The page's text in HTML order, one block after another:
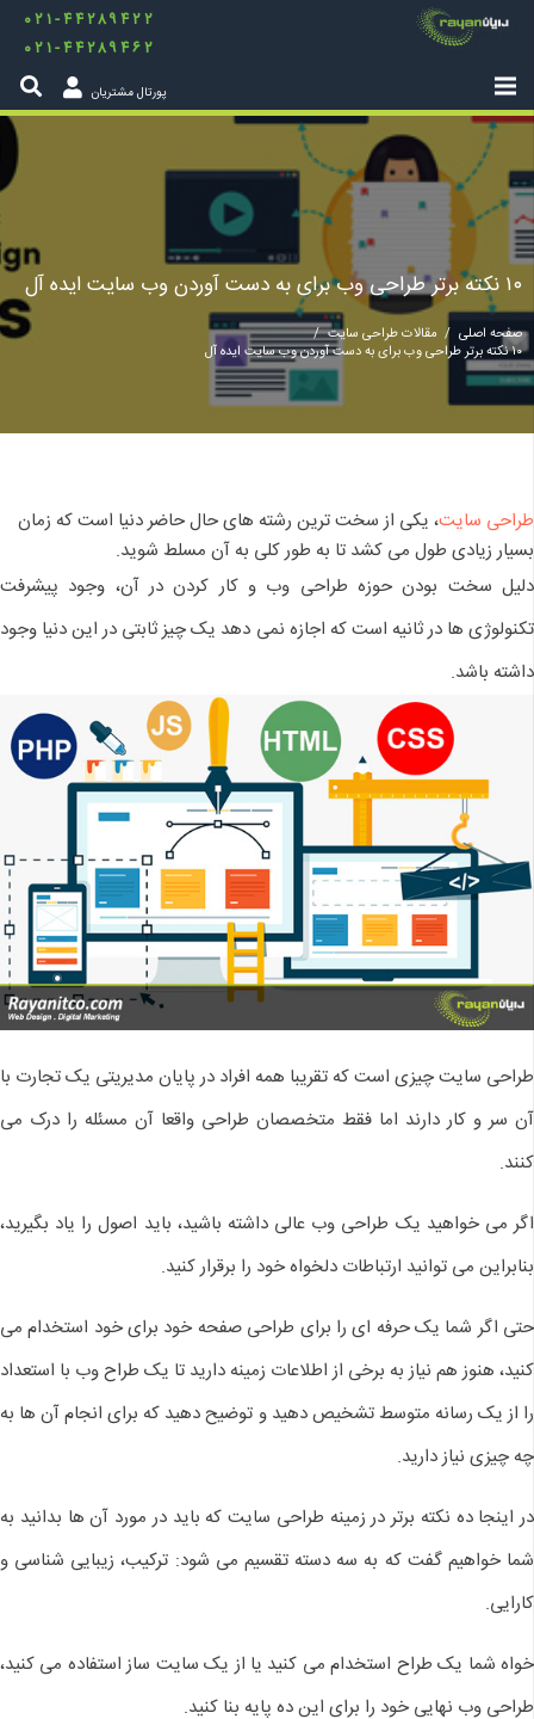
۰۲۱-۴۴۲۸۹۴۲۲
۰۲۱-۴۴۲۸۹۴۶۲
پورتال مشتریان
۱۰ نکته برتر طراحی وب برای به دست آوردن وب سایت ایده آل
صفحه اصلی / مقالات طراحی سایت /
۱۰ نکته برتر طراحی وب برای به دست آوردن وب سایت ایده آل
طراحی سایت، یکی از سخت ترین رشته های حال حاضر دنیا است که زمان
بسیار زیادی طول می کشد تا به طور کلی به آن مسلط شوید.
دلیل سخت بودن حوزه طراحی وب و کار کردن در آن، وجود پیشرفت
تکنولوژی ها در ثانیه است که اجازه نمی دهد یک چیز ثابتی در این دنیا وجود
داشته باشد.
طراحی سایت چیزی است که تقریبا همه افراد در پایان مدیریتی یک تجارت با
آن سر و کار دارند اما فقط متخصصان طراحی واقعا آن مسئله را درک می
کنند.
اگر می خواهید یک طراحی وب عالی داشته باشید، باید اصول را یاد بگیرید،
بنابراین می توانید ارتباطات دلخواه خود را برقرار کنید.
حتی اگر شما یک حرفه ای را برای طراحی صفحه خود برای خود استخدام می
کنید، هنوز هم نیاز به برخی از اطلاعات زمینه دارید تا یک طراح وب با استعداد
را از یک رسانه متوسط تشخیص دهید و توضیح دهید که برای انجام آن ها به
چه چیزی نیاز دارید.
در اینجا ده نکته برتر در زمینه طراحی سایت که باید در مورد آن ها بدانید به
شما خواهیم گفت که به سه دسته تقسیم می شود: ترکیب، زیبایی شناسی و
کارایی.
خواه شما یک طراح استخدام می کنید یا از یک سایت ساز استفاده می کنید،
طراحی وب نهایی خود را برای این ده پایه بنا کنید.